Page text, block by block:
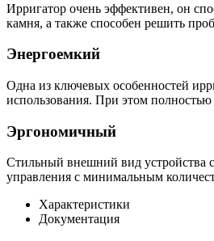
Ирригатор очень эффективен, он
камня, а также способен решить
Энергоемкий
Одна из ключевых особенностей
использования. При этом полностью
Эргономичный
Стильный внешний вид устройства
управления с минимальным
Характеристики
Документация